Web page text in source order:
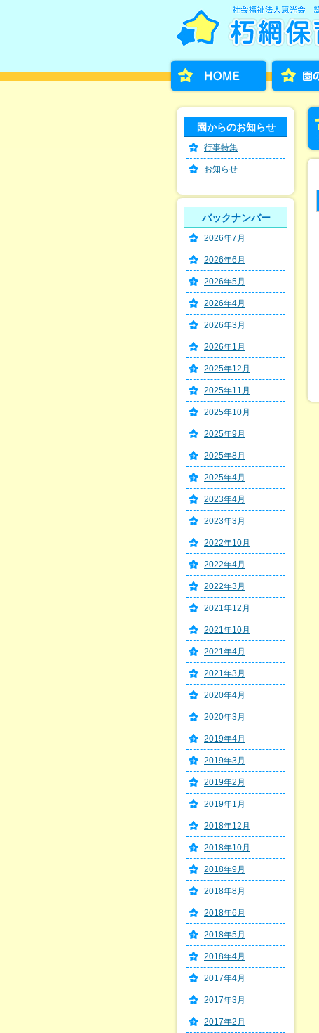
園からのお知らせ
行事特集
お知らせ
バックナンバー
2026年7月
2026年6月
2026年5月
2026年4月
2026年3月
2026年1月
2025年12月
2025年11月
2025年10月
2025年9月
2025年8月
2025年4月
2023年4月
2023年3月
2022年10月
2022年4月
2022年3月
2021年12月
2021年10月
2021年4月
2021年3月
2020年4月
2020年3月
2019年4月
2019年3月
2019年2月
2019年1月
2018年12月
2018年10月
2018年9月
2018年8月
2018年6月
2018年5月
2018年4月
2017年4月
2017年3月
2017年2月